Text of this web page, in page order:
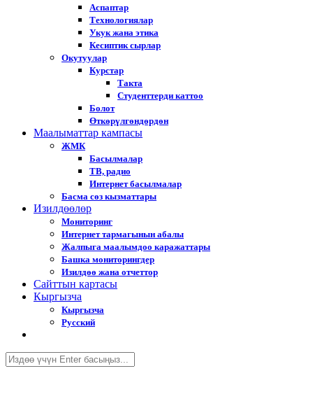
Аспаптар
Технологиялар
Укук жана этика
Кесиптик сырлар
Окутуулар
Курстар
Такта
Студенттерди каттоо
Болот
Өткөрүлгөндөрдөн
Маалыматтар кампасы
ЖМК
Басылмалар
ТВ, радио
Интернет басылмалар
Басма сөз кызматтары
Изилдөөлөр
Мониторинг
Интернет тармагынын абалы
Жалпыга маалымдоо каражаттары
Башка мониторингдер
Изилдөө жана отчеттор
Cайттын картасы
Кыргызча
Кыргызча
Русский